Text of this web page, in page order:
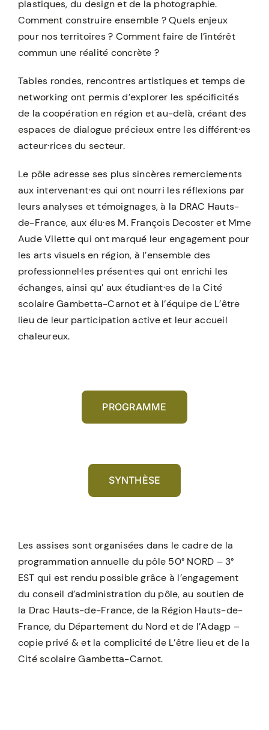
plastiques, du design et de la photographie.
Comment construire ensemble ? Quels enjeux
pour nos territoires ? Comment faire de l’intérêt
commun une réalité concrète ?
Tables rondes, rencontres artistiques et temps de
networking ont permis d’explorer les spécificités
de la coopération en région et au-delà, créant des
espaces de dialogue précieux entre les différent·es
acteur·rices du secteur.
Le pôle adresse ses plus sincères remerciements
aux intervenant·es qui ont nourri les réflexions par
leurs analyses et témoignages, à la DRAC Hauts-
de-France, aux élu·es M. François Decoster et Mme
Aude Vilette qui ont marqué leur engagement pour
les arts visuels en région, à l’ensemble des
professionnel·les présent·es qui ont enrichi les
échanges, ainsi qu’ aux étudiant·es de la Cité
scolaire Gambetta-Carnot et à l’équipe de L’être
lieu de leur participation active et leur accueil
chaleureux.
PROGRAMME
SYNTHÈSE
Les assises sont organisées dans le cadre de la
programmation annuelle du pôle 50° NORD – 3°
EST qui est rendu possible grâce à l’engagement
du conseil d’administration du pôle, au soutien de
la Drac Hauts-de-France, de la Région Hauts-de-
France, du Département du Nord et de l’Adagp –
copie privé & et la complicité de L’être lieu et de la
Cité scolaire Gambetta-Carnot.